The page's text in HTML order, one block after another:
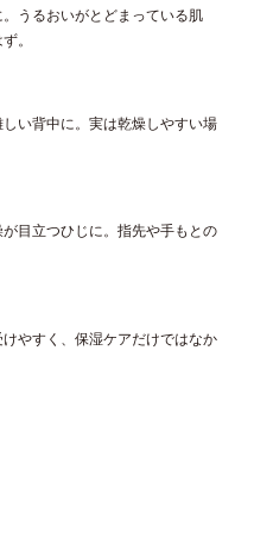
うるおいがとどまっている肌
。
い背中に。実は乾燥しやすい場
目立つひじに。指先や手もとの
やすく、保湿ケアだけではなか